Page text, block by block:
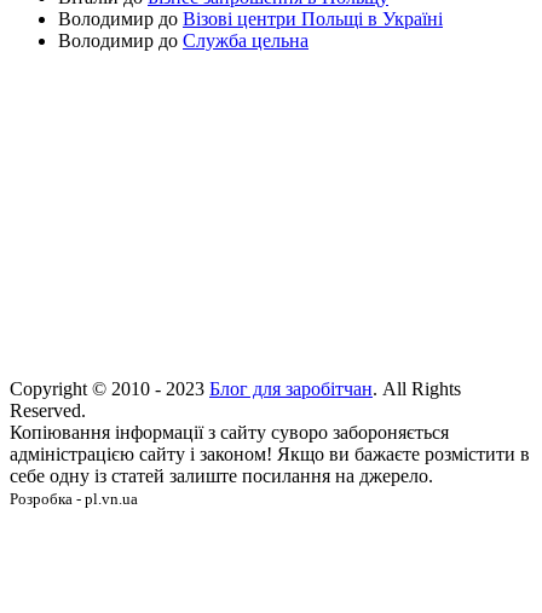
Володимир до Візові центри Польщі в Україні
Володимир до Служба цельна
Copyright © 2010 - 2023 Блог для заробітчан. All Rights
Reserved.
Копіювання інформації з сайту суворо забороняється
адміністрацією сайту і законом! Якщо ви бажаєте розмістити в
себе одну із статей залиште посилання на джерело.
Розробка - pl.vn.ua